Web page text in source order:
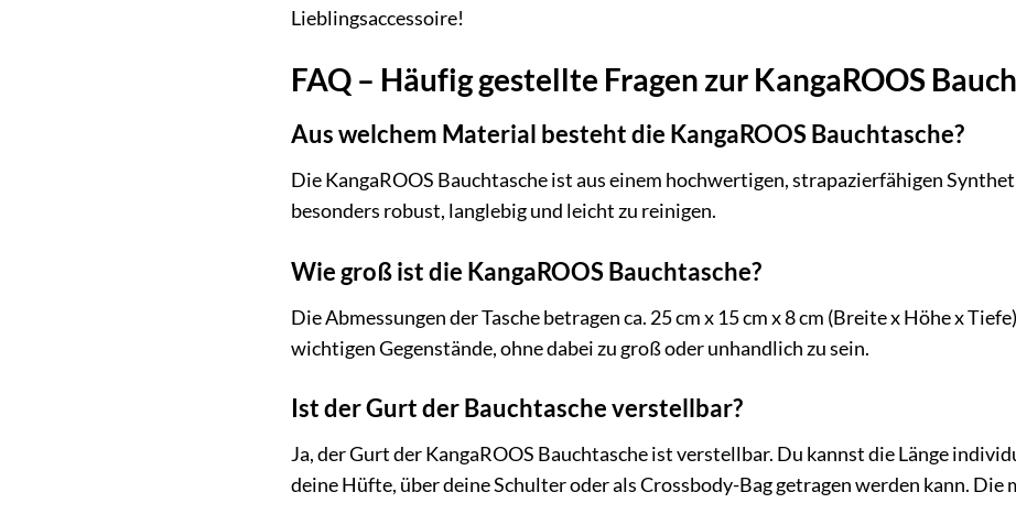
Lieblingsaccessoire!
FAQ – Häufig gestellte Fragen zur KangaROOS
Aus welchem Material besteht die KangaROOS Bauchtasche?
Die KangaROOS Bauchtasche ist aus einem hochwertigen, strapazierfähigen
besonders robust, langlebig und leicht zu reinigen.
Wie groß ist die KangaROOS Bauchtasche?
Die Abmessungen der Tasche betragen ca. 25 cm x 15 cm x 8 cm (Breite x Höhe x
wichtigen Gegenstände, ohne dabei zu groß oder unhandlich zu sein.
Ist der Gurt der Bauchtasche verstellbar?
Ja, der Gurt der KangaROOS Bauchtasche ist verstellbar. Du kannst die Länge
deine Hüfte, über deine Schulter oder als Crossbody-Bag getragen werden kann. Die